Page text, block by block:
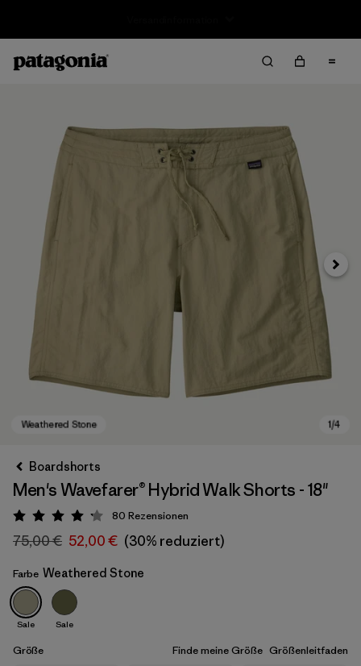
Weathered Stone
Boardshorts
Men's Wavefarer® Hybrid Walk Shorts - 18"
Bewertung: 4.2 / 5
80 Rezensionen
75,00 € 52,00 € (30% reduziert)
Farbe Weathered Stone
Sale Sale
Größe Finde meine Größe Größenleitfaden